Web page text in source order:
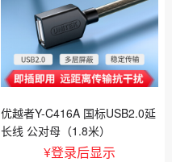
优越者Y-C416A 国标USB2.0延
长线 公对母（1.8米）
¥登录后显示